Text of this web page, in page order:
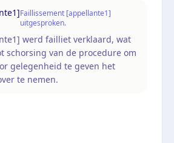
Faillissement [appellante1]
uitgesproken.
werd failliet verklaard, wat
schorsing van de procedure om
gelegenheid te geven het
te nemen.